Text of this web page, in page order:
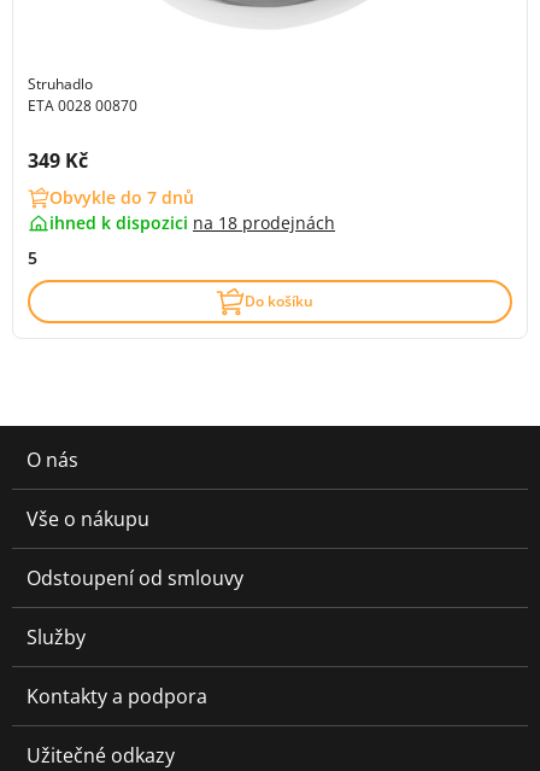
Struhadlo
ETA 0028 00870
Cena s DPH:
349 Kč
Obvykle do 7 dnů
ihned k dispozici na 18 prodejnách
5
Do košíku
O nás
Vše o nákupu
Odstoupení od smlouvy
Služby
Kontakty a podpora
Užitečné odkazy